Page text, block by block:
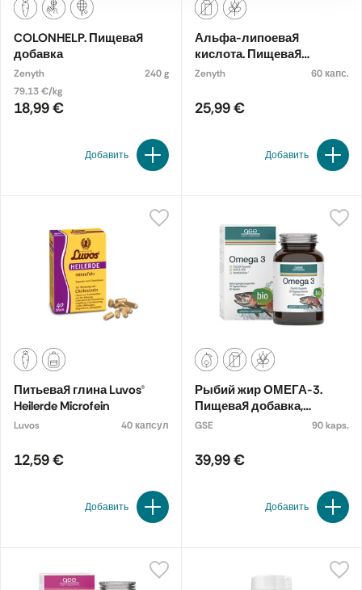
COLONHELP. Пищевая
добавка
Zenyth
240 g
79.13 €/kg
18,99 €
Добавить
Альфа-липоевая
кислота. Пищевая
добавка
Zenyth 60 капс.
25,99 €
Добавить
Питьевая глина Luvos®
Heilerde Microfein
Luvos 40 капсул
12,59 €
Добавить
Рыбий жир ОМЕГА-3.
Пищевая добавка,
органическая
GSE 90 kaps.
39,99 €
Добавить